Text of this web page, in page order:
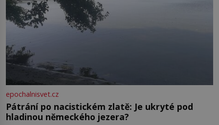
epochalnisvet.cz
Pátrání po nacistickém zlatě: Je ukryté pod
hladinou německého jezera?